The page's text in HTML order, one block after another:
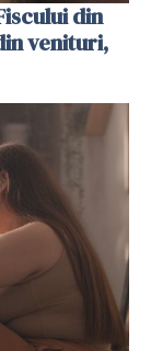
din
venituri,